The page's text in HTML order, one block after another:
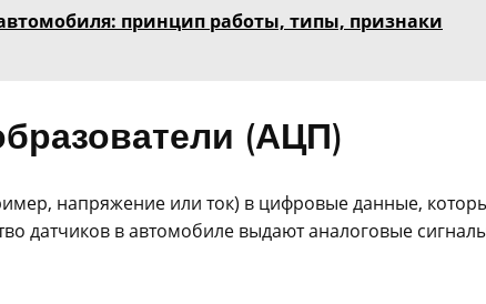
принцип работы, типы, признаки
(АЦП)
напряжение или ток) в цифровые данные,
датчиков в автомобиле выдают аналоговые